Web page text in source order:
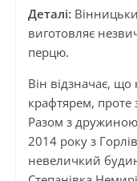
Деталі:
виготовляє
перцю.
Він відзначає,
крафтярем,
Разом з дружиною
2014 року з
невеличкий